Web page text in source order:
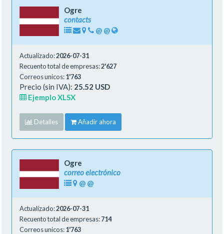
Ogre
contacts
@ @
Actualizado:2026-07-31
Recuento total de empresas:2'627
Correos unicos:1'763
Precio (sin IVA): 25.52 USD
Ejemplo XLSX
Detalles Añadir ahora
Ogre
correo electrónico
@ @
Actualizado:2026-07-31
Recuento total de empresas:714
Correos unicos:1'763